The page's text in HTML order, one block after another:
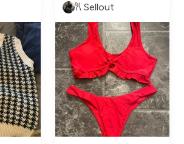
𐙚 Sellout